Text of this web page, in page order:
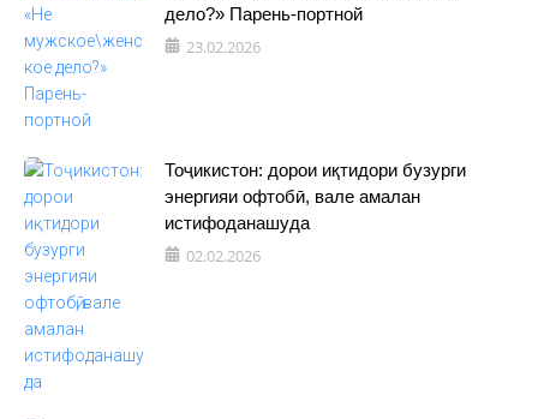
дело?» Парень-портной
23.02.2026
Тоҷикистон: дорои иқтидори бузурги
энергияи офтобӣ, вале амалан
истифоданашуда
02.02.2026